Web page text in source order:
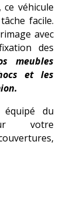
véhicule
facile.
avec
des
meubles
et les
du
votre